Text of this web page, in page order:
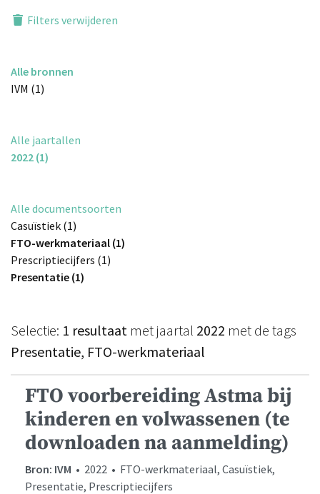
Filters verwijderen
Alle bronnen
IVM (1)
Alle jaartallen
2022 (1)
Alle documentsoorten
Casuïstiek (1)
FTO-werkmateriaal (1)
Prescriptiecijfers (1)
Presentatie (1)
Selectie: 1 resultaat met jaartal 2022 met de tags
Presentatie, FTO-werkmateriaal
FTO voorbereiding Astma bij
kinderen en volwassenen (te
downloaden na aanmelding)
Bron: IVM • 2022 • FTO-werkmateriaal, Casuïstiek,
Presentatie, Prescriptiecijfers